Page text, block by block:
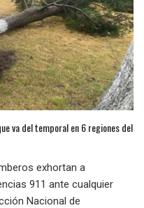
va del temporal en 6 regiones del
exhortan a
911 ante cualquier
Nacional de